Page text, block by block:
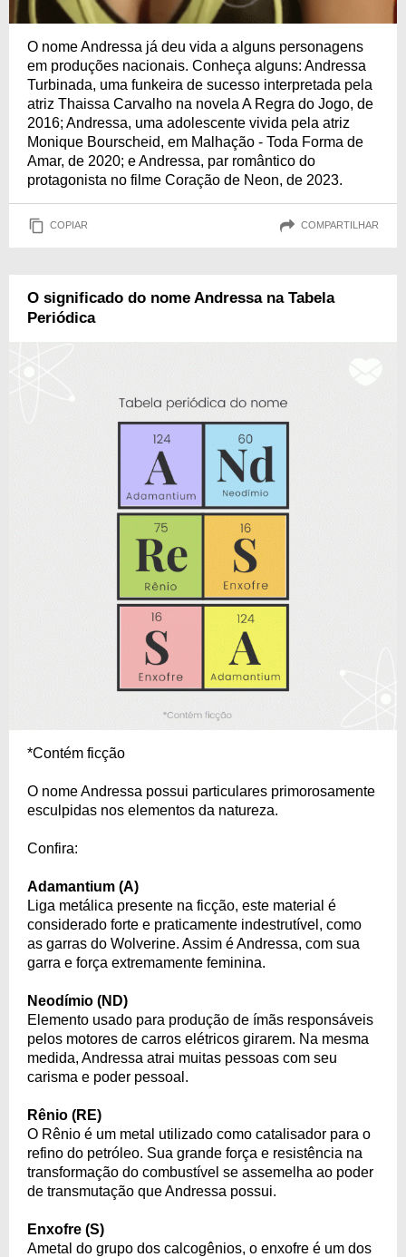
O nome Andressa já deu vida a alguns personagens
em produções nacionais. Conheça alguns: Andressa
Turbinada, uma funkeira de sucesso interpretada pela
atriz Thaissa Carvalho na novela A Regra do Jogo, de
2016; Andressa, uma adolescente vivida pela atriz
Monique Bourscheid, em Malhação - Toda Forma de
Amar, de 2020; e Andressa, par romântico do
protagonista no filme Coração de Neon, de 2023.
COPIAR COMPARTILHAR
O significado do nome Andressa na Tabela
Periódica
*Contém ficção
O nome Andressa possui particulares primorosamente
esculpidas nos elementos da natureza.
Confira:
Adamantium (A)
Liga metálica presente na ficção, este material é
considerado forte e praticamente indestrutível, como
as garras do Wolverine. Assim é Andressa, com sua
garra e força extremamente feminina.
Neodímio (ND)
Elemento usado para produção de ímãs responsáveis
pelos motores de carros elétricos girarem. Na mesma
medida, Andressa atrai muitas pessoas com seu
carisma e poder pessoal.
Rênio (RE)
O Rênio é um metal utilizado como catalisador para o
refino do petróleo. Sua grande força e resistência na
transformação do combustível se assemelha ao poder
de transmutação que Andressa possui.
Enxofre (S)
Ametal do grupo dos calcogênios, o enxofre é um dos